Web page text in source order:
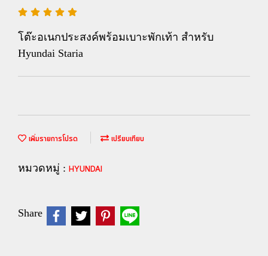
โต๊ะอเนกประสงค์พร้อมเบาะพักเท้า สำหรับ
Hyundai Staria
เพิ่มรายการโปรด เปรียบเทียบ
หมวดหมู่ : HYUNDAI
Share